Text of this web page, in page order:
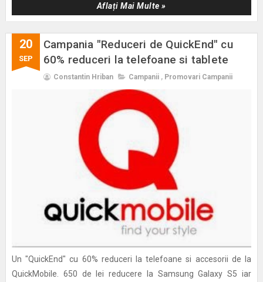
Aflați Mai Multe »
20
SEP
Campania "Reduceri de QuickEnd" cu
60% reduceri la telefoane si tablete
Constantin Hriban Campanii , Promovari Campanii
Un "QuickEnd" cu 60% reduceri la telefoane si accesorii de la
QuickMobile. 650 de lei reducere la Samsung Galaxy S5 iar